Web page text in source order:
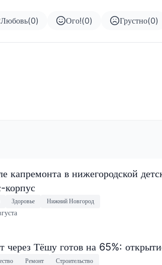
Любовь(0) Ого!(0) Грустно(0)
капремонта в нижегородской
корпус
Здоровье Нижний Новгород
через Тёшу готов на 65%:
Ремонт Строительство